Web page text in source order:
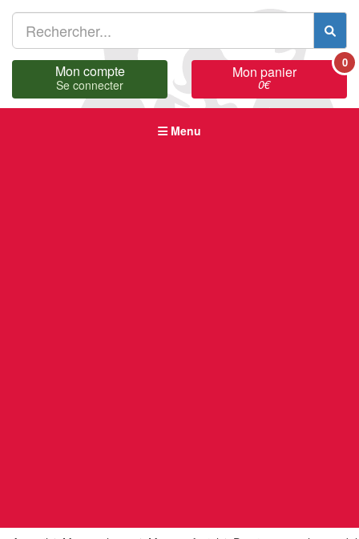
Mon compte
Se connecter
Mon panier
0€
0
Menu